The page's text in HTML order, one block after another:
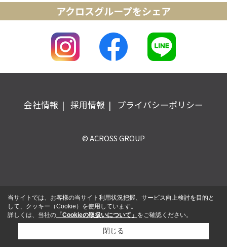
アクロスグループをシェア
会社情報 採用情報 プライバシーポリシー
© ACROSS GROUP
当サイトでは、お客様の当サイト利用状況把握、サービス向上検討を目的と
して、クッキー（Cookie）を使用しています。
詳しくは、当社の 「Cookieの取扱いについて」 をご確認ください。
閉じる